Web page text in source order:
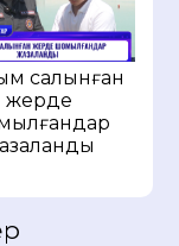
салынған
жерде